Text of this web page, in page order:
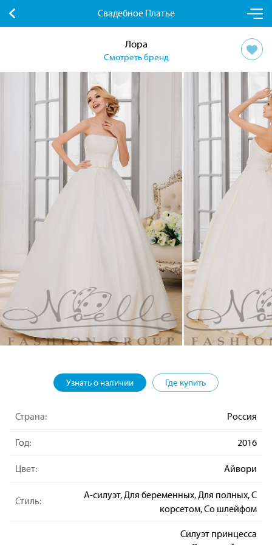
Свадебное Платье
Лора
Смотреть бренд
Узнать о наличии Где купить
Страна: Россия
Год: 2016
Цвет: Айвори
Стиль:
А-силуэт, Для беременных, Для полных, С
корсетом, Со шлейфом
Силуэт принцесса